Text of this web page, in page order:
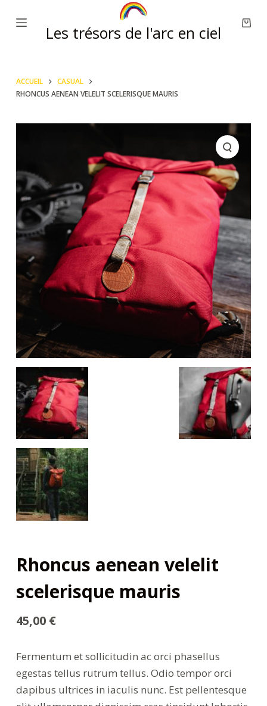
a
e
n
e
n
u
Les trésors de l'arc en ciel
ACCUEIL
CASUAL
RHONCUS AENEAN VELELIT SCELERISQUE MAURIS
Rhoncus aenean velelit
scelerisque mauris
45,00 €
Fermentum et sollicitudin ac orci phasellus
egestas tellus rutrum tellus. Odio tempor orci
dapibus ultrices in iaculis nunc. Est pellentesque